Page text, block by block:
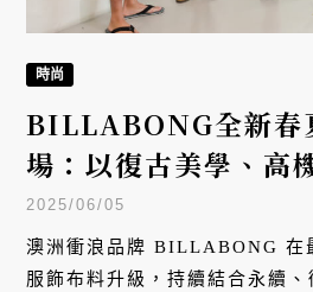
時尚
BILLABONG全新春
場：以復古美學、高
功能配備
2025/06/05
澳洲衝浪品牌 BILLABONG 在
服飾布料升級，持續結合永續